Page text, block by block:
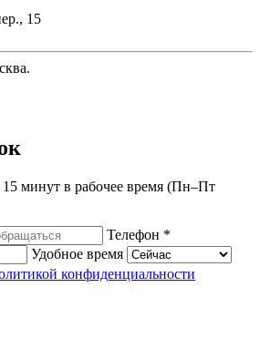
15
минут в рабочее время (Пн–Пт
Телефон *
Удобное время
конфиденциальности